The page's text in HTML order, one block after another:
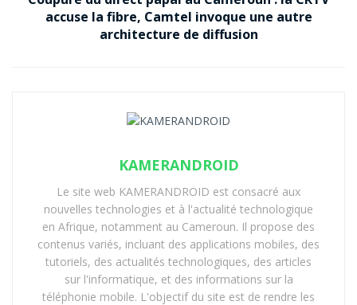
accuse la fibre, Camtel invoque une autre
architecture de diffusion
KAMERANDROID
Le site web KAMERANDROID est consacré aux
nouvelles technologies et à l'actualité technologique
en Afrique, notamment au Cameroun. Il propose des
contenus variés, incluant des applications mobiles, des
tutoriels, des actualités technologiques, des articles
sur l'informatique, et des informations sur la
téléphonie mobile. L'objectif du site est de rendre les